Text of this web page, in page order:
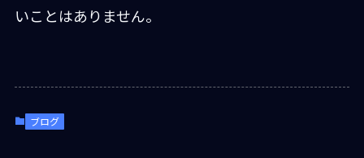
いことはありません。
ブログ